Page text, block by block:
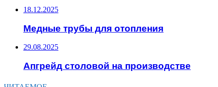
18.12.2025
Медные трубы для отопления
29.08.2025
Апгрейд столовой на производстве